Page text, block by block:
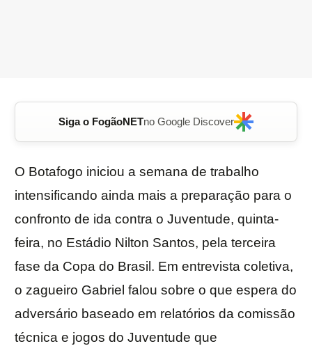
Siga o FogãoNETno Google Discover
O Botafogo iniciou a semana de trabalho
intensificando ainda mais a preparação para o
confronto de ida contra o Juventude, quinta-
feira, no Estádio Nilton Santos, pela terceira
fase da Copa do Brasil. Em entrevista coletiva,
o zagueiro Gabriel falou sobre o que espera do
adversário baseado em relatórios da comissão
técnica e jogos do Juventude que